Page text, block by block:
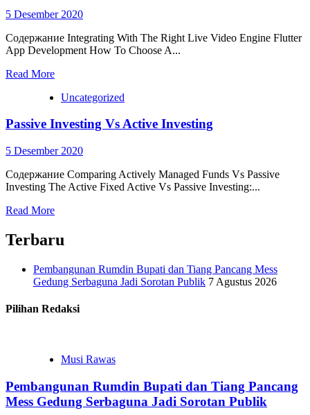
5 Desember 2020
Содержание Integrating With The Right Live Video Engine Flutter
App Development How To Choose A...
Read More
Uncategorized
Passive Investing Vs Active Investing
5 Desember 2020
Содержание Comparing Actively Managed Funds Vs Passive
Investing The Active Fixed Active Vs Passive Investing:...
Read More
Terbaru
Pembangunan Rumdin Bupati dan Tiang Pancang Mess
Gedung Serbaguna Jadi Sorotan Publik 7 Agustus 2026
Pilihan Redaksi
Musi Rawas
Pembangunan Rumdin Bupati dan Tiang Pancang
Mess Gedung Serbaguna Jadi Sorotan Publik